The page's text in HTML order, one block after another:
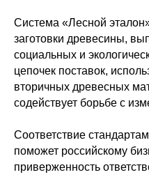
Система «Лесной
заготовки древесины,
социальных и
цепочек поставок,
вторичных древесных
содействует борьбе с
Соответствие
поможет российскому
приверженность